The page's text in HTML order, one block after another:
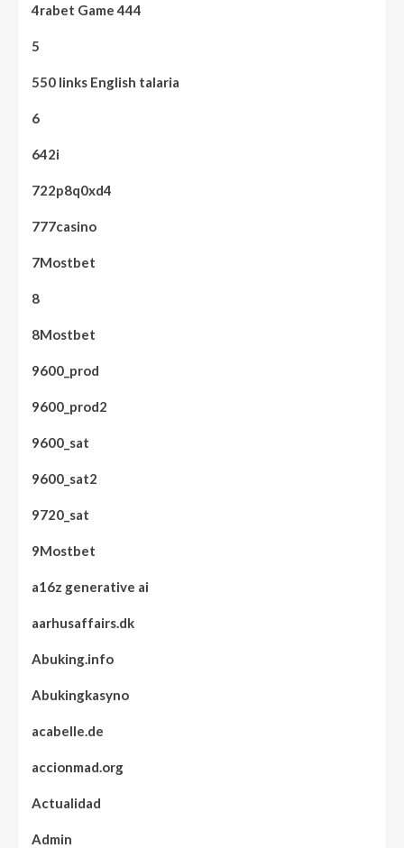
4rabet Game 444
5
550 links English talaria
6
642i
722p8q0xd4
777casino
7Mostbet
8
8Mostbet
9600_prod
9600_prod2
9600_sat
9600_sat2
9720_sat
9Mostbet
a16z generative ai
aarhusaffairs.dk
Abuking.info
Abukingkasyno
acabelle.de
accionmad.org
Actualidad
Admin